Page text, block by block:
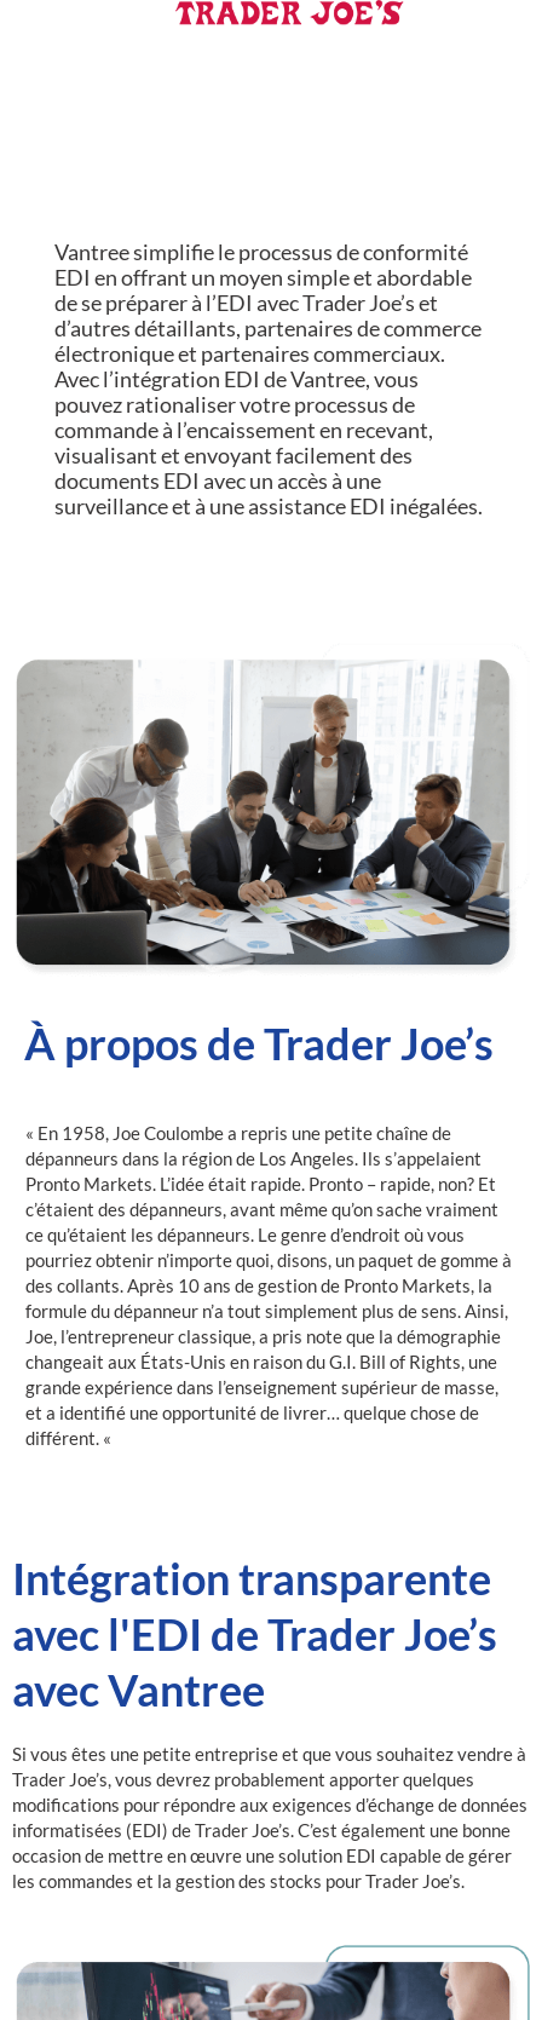
Vantree simplifie le processus de conformité
EDI en offrant un moyen simple et abordable
de se préparer à l’EDI avec Trader Joe’s et
d’autres détaillants, partenaires de commerce
électronique et partenaires commerciaux.
Avec l’intégration EDI de Vantree, vous
pouvez rationaliser votre processus de
commande à l’encaissement en recevant,
visualisant et envoyant facilement des
documents EDI avec un accès à une
surveillance et à une assistance EDI inégalées.
À propos de Trader Joe’s
« En 1958, Joe Coulombe a repris une petite chaîne de
dépanneurs dans la région de Los Angeles. Ils s’appelaient
Pronto Markets. L’idée était rapide. Pronto – rapide, non? Et
c’étaient des dépanneurs, avant même qu’on sache vraiment
ce qu’étaient les dépanneurs. Le genre d’endroit où vous
pourriez obtenir n’importe quoi, disons, un paquet de gomme à
des collants. Après 10 ans de gestion de Pronto Markets, la
formule du dépanneur n’a tout simplement plus de sens. Ainsi,
Joe, l’entrepreneur classique, a pris note que la démographie
changeait aux États-Unis en raison du G.I. Bill of Rights, une
grande expérience dans l’enseignement supérieur de masse,
et a identifié une opportunité de livrer… quelque chose de
différent. «
Intégration transparente
avec l'EDI de Trader Joe’s
avec Vantree
Si vous êtes une petite entreprise et que vous souhaitez vendre à
Trader Joe’s, vous devrez probablement apporter quelques
modifications pour répondre aux exigences d’échange de données
informatisées (EDI) de Trader Joe’s. C’est également une bonne
occasion de mettre en œuvre une solution EDI capable de gérer
les commandes et la gestion des stocks pour Trader Joe’s.